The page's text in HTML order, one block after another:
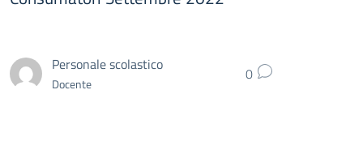
Personale scolastico
Docente 0